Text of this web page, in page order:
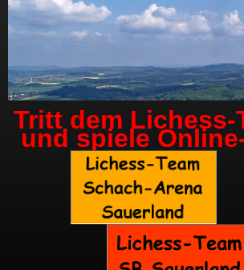
Tritt dem Lichess-
und spiele